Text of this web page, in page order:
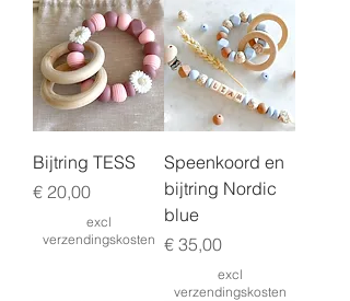
Bijtring TESS
Prijs
€ 20,00
excl
verzendingskosten
Speenkoord en
bijtring Nordic
blue
Prijs
€ 35,00
excl
verzendingskosten